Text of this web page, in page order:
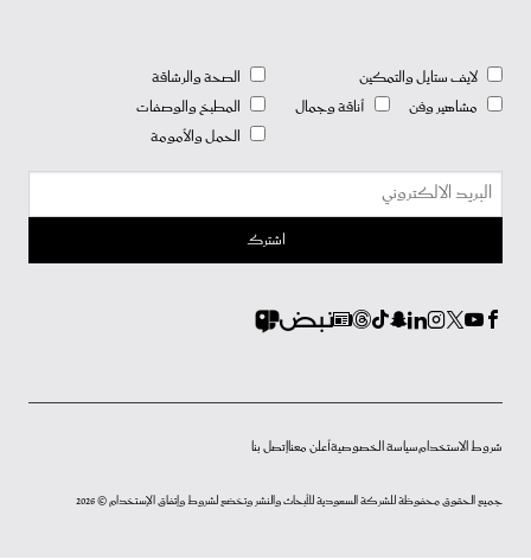
لايف ستايل والتمكين
مشاهير وفن
أناقة وجمال
الصحة والرشاقة
المطبخ والوصفات
الحمل والأمومة
شروط الاستخدامسياسة الخصوصيةأعلن معناإتصل بنا
جميع الحقوق محفوظة للشركة السعودية للأبحاث والنشر وتخضع لشروط وإتفاق الإستخدام © 2026